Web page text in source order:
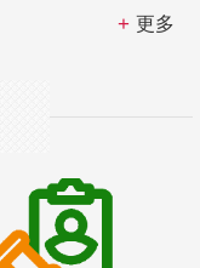
更多